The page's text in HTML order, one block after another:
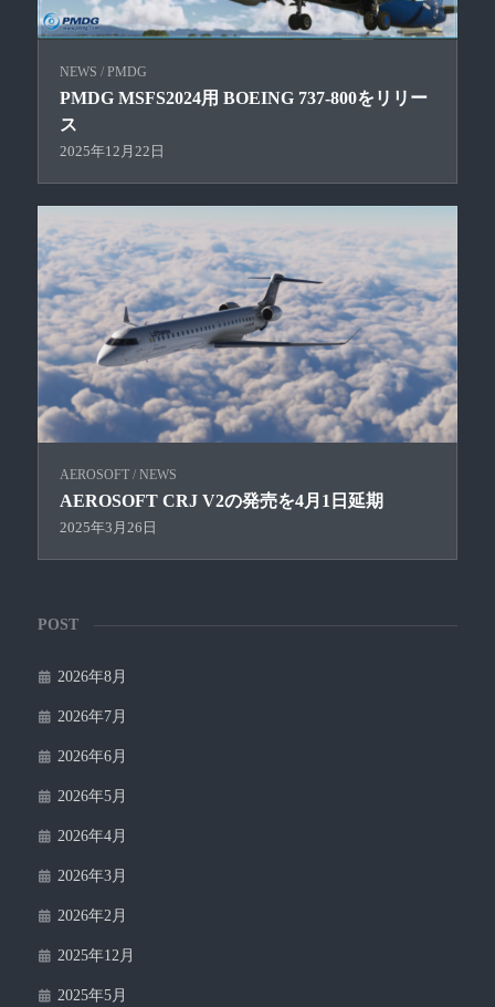
NEWS / PMDG
PMDG MSFS2024用 BOEING 737-800をリリー
ス
2025年12月22日
AEROSOFT / NEWS
AEROSOFT CRJ V2の発売を4月1日延期
2025年3月26日
POST
2026年8月
2026年7月
2026年6月
2026年5月
2026年4月
2026年3月
2026年2月
2025年12月
2025年5月